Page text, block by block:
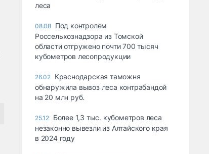
леса
08.08 Под контролем
Россельхознадзора из Томской
области отгружено почти 700 тысяч
кубометров лесопродукции
26.02 Краснодарская таможня
обнаружила вывоз леса контрабандой
на 20 млн руб.
25.12 Более 1,3 тыс. кубометров леса
незаконно вывезли из Алтайского края
в 2024 году